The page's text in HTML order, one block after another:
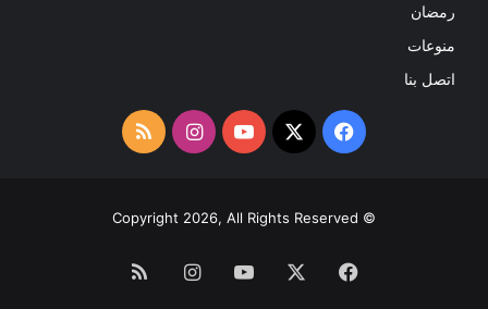
رمضان
منوعات
اتصل بنا
فيسبوك
‫X
‫YouTubeانستقرامملخص
RSS
© Copyright 2026, All Rights Reserved
فيسبوك ‫YouTubeانستقرام